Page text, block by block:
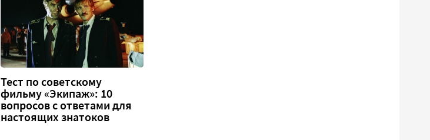
Тест по советскому
фильму «Экипаж»: 10
вопросов с ответами для
настоящих знатоков